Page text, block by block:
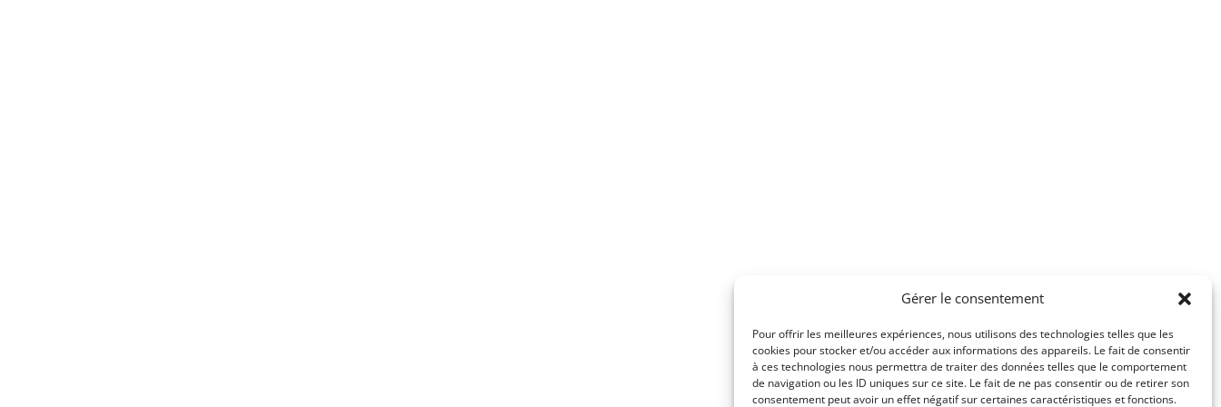
Gérer le consentement
Pour offrir les meilleures expériences, nous utilisons des technologies telles que les
cookies pour stocker et/ou accéder aux informations des appareils. Le fait de consentir
à ces technologies nous permettra de traiter des données telles que le comportement
de navigation ou les ID uniques sur ce site. Le fait de ne pas consentir ou de retirer son
consentement peut avoir un effet négatif sur certaines caractéristiques et fonctions.